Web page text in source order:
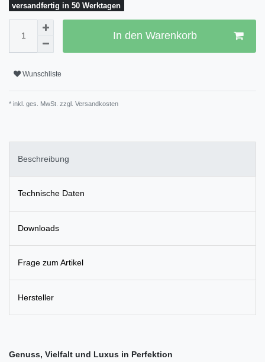
versandfertig in 50 Werktagen
In den Warenkorb
Wunschliste
* inkl. ges. MwSt. zzgl. Versandkosten
Beschreibung
Technische Daten
Downloads
Frage zum Artikel
Hersteller
Genuss, Vielfalt und Luxus in Perfektion